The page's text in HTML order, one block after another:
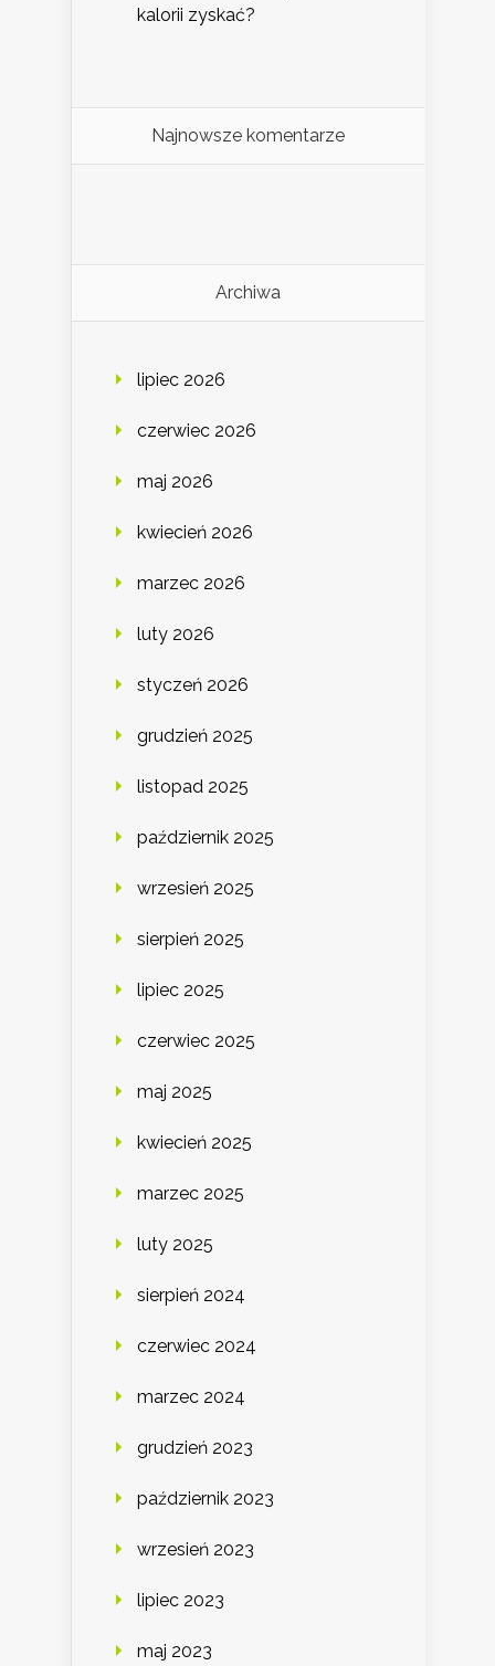
kalorii zyskać?
Najnowsze komentarze
Archiwa
lipiec 2026
czerwiec 2026
maj 2026
kwiecień 2026
marzec 2026
luty 2026
styczeń 2026
grudzień 2025
listopad 2025
październik 2025
wrzesień 2025
sierpień 2025
lipiec 2025
czerwiec 2025
maj 2025
kwiecień 2025
marzec 2025
luty 2025
sierpień 2024
czerwiec 2024
marzec 2024
grudzień 2023
październik 2023
wrzesień 2023
lipiec 2023
maj 2023